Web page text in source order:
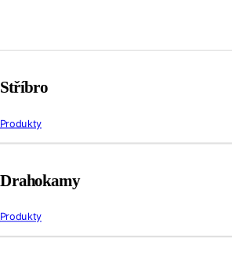
Stříbro
Produkty
Drahokamy
Produkty